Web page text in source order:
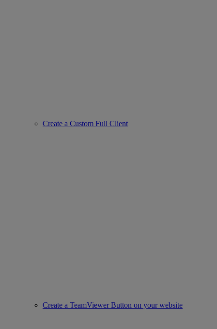
Create a Custom Full Client
Create a TeamViewer Button on your website